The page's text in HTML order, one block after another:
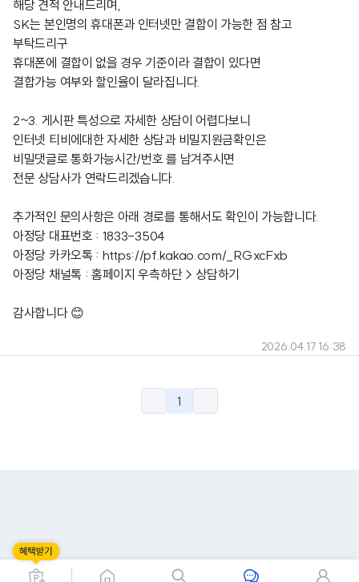
해당 견적 안내드리며,
SK는 본인명의 휴대폰과 인터넷만 결합이 가능한 점 참고
부탁드리구
휴대폰에 결합이 없을 경우 기준이라 결합이 있다면
결합가능 여부와 할인율이 달라집니다.
2~3. 게시판 특성으로 자세한 상담이 어렵다보니
인터넷 티비에대한 자세한 상담과 비밀지원금확인은
비밀댓글로 통화가능시간/번호 를 남겨주시면
전문 상담사가 연락드리겠습니다.
추가적인 문의사항은 아래 경로를 통해서도 확인이 가능합니다.
아정당 대표번호 : 1833-3504
아정당 카카오톡 : https://pf.kakao.com/_RGxcFxb
아정당 채널톡 : 홈페이지 우측하단 > 상담하기
감사합니다 😊
2026.04.17 16:38
1